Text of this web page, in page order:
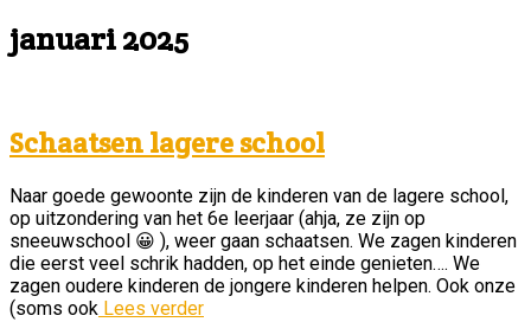
januari 2025
Schaatsen lagere school
Naar goede gewoonte zijn de kinderen van de lagere school,
op uitzondering van het 6e leerjaar (ahja, ze zijn op
sneeuwschool 😀 ), weer gaan schaatsen. We zagen kinderen
die eerst veel schrik hadden, op het einde genieten…. We
zagen oudere kinderen de jongere kinderen helpen. Ook onze
(soms ook Lees verder